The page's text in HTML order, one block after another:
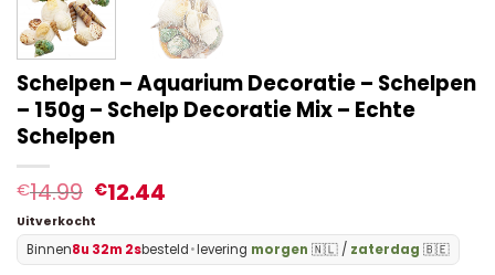
Schelpen – Aquarium Decoratie – Schelpen
– 150g – Schelp Decoratie Mix – Echte
Schelpen
€14.99 €12.44
Uitverkocht
Binnen8u 32m 2sbesteld•levering morgen 🇳🇱 / zaterdag 🇧🇪